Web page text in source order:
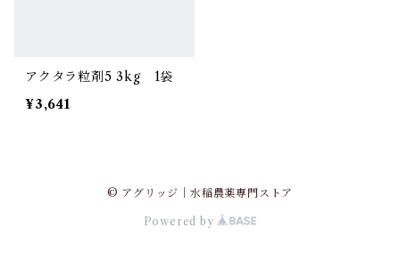
アクタラ粒剤5 3kg 1袋
¥3,641
© アグリッジ｜水稲農薬専門ストア
Powered by